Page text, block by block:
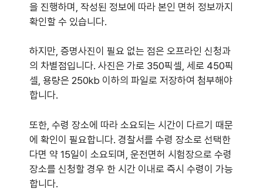
을 진행하며, 작성된 정보에 따라 본인 면허 정보까지
확인할 수 있습니다.
하지만, 증명사진이 필요 없는 점은 오프라인 신청과
의 차별점입니다. 사진은 가로 350픽셀, 세로 450픽
셀, 용량은 250kb 이하의 파일로 저장하여 첨부해야
합니다.
또한, 수령 장소에 따라 소요되는 시간이 다르기 때문
에 확인이 필요합니다. 경찰서를 수령 장소로 선택한
다면 약 15일이 소요되며, 운전면허 시험장으로 수령
장소를 신청할 경우 한 시간 이내로 즉시 수령이 가능
합니다.